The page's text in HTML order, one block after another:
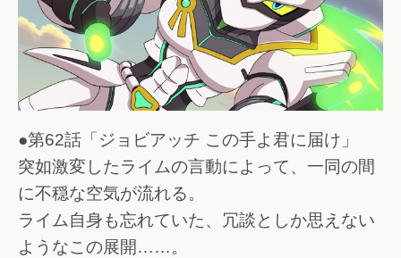
●第62話「ジョビアッチ この手よ君に届け」
突如激変したライムの言動によって、一同の間
に不穏な空気が流れる。
ライム自身も忘れていた、冗談としか思えない
ようなこの展開……。